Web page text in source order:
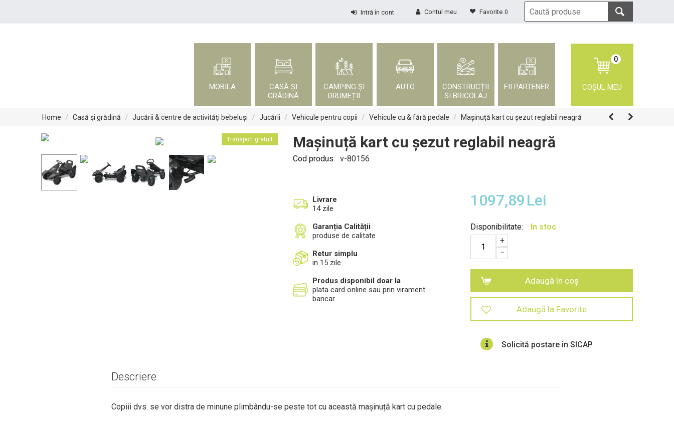
Favorite 0
Contul meu
Intră în cont
MOBILA
CASĂ ȘI
GRĂDINĂ
CAMPING ȘI
DRUMEȚII
AUTO
CONSTRUCȚII
SI BRICOLAJ
FII PARTENER
0
COȘUL MEU
Home / Casă și grădină / Jucării & centre de activități bebeluși / Jucării / Vehicule pentru copii / Vehicule cu & fără pedale / Mașinuță kart cu șezut reglabil neagră
Transport gratuit Mașinuță kart cu șezut reglabil neagră
Cod produs: v-80156
Livrare
14 zile
Garanția Calității
produse de calitate
Retur simplu
in 15 zile
Produs disponibil doar la
plata card online sau prin virament
bancar
1097,89 Lei
Disponibilitate:
In stoc
+
−
Adaugă în coș
Adaugă la Favorite
Solicită postare în SICAP
Descriere
Copiii dvs. se vor distra de minune plimbându-se peste tot cu această mașinuță kart cu pedale.